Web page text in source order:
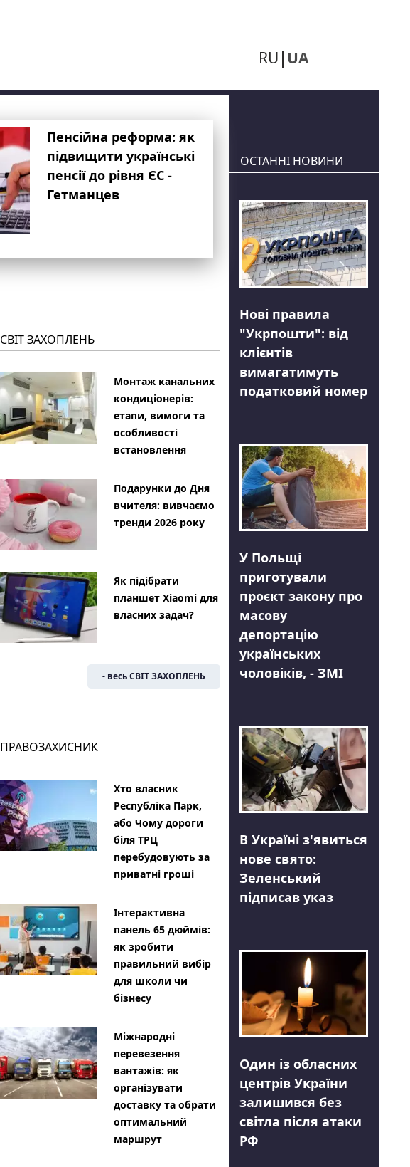
RU UA
Пенсійна реформа: як
підвищити українські
пенсії до рівня ЄС -
Гетманцев
СВІТ ЗАХОПЛЕНЬ
Монтаж канальних
кондиціонерів:
етапи, вимоги та
особливості
встановлення
Подарунки до Дня
вчителя: вивчаємо
тренди 2026 року
Як підібрати
планшет Xiaomi для
власних задач?
- весь СВІТ ЗАХОПЛЕНЬ
ПРАВОЗАХИСНИК
Хто власник
Республіка Парк,
або Чому дороги
біля ТРЦ
перебудовують за
приватні гроші
Інтерактивна
панель 65 дюймів:
як зробити
правильний вибір
для школи чи
бізнесу
Міжнародні
перевезення
вантажів: як
організувати
доставку та обрати
оптимальний
маршрут
ОСТАННІ НОВИНИ
Нові правила
"Укрпошти": від
клієнтів
вимагатимуть
податковий номер
У Польщі
приготували
проєкт закону про
масову
депортацію
українських
чоловіків, - ЗМІ
В Україні з'явиться
нове свято:
Зеленський
підписав указ
Один із обласних
центрів України
залишився без
світла після атаки
РФ